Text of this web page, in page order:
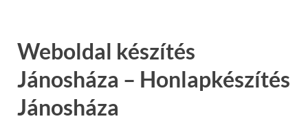
Weboldal készítés
Jánosháza – Honlapkészítés
Jánosháza